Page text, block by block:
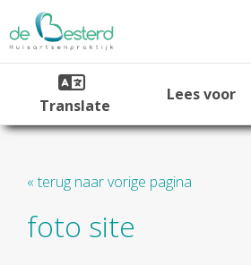
Translate
Lees voor
« terug naar vorige pagina
foto site